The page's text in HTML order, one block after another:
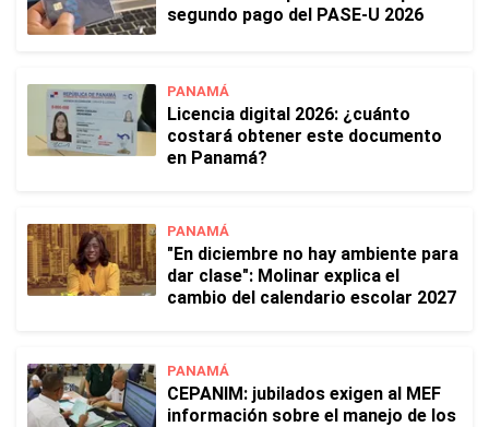
segundo pago del PASE-U 2026
PANAMÁ
Licencia digital 2026: ¿cuánto
costará obtener este documento
en Panamá?
PANAMÁ
"En diciembre no hay ambiente para
dar clase": Molinar explica el
cambio del calendario escolar 2027
PANAMÁ
CEPANIM: jubilados exigen al MEF
información sobre el manejo de los